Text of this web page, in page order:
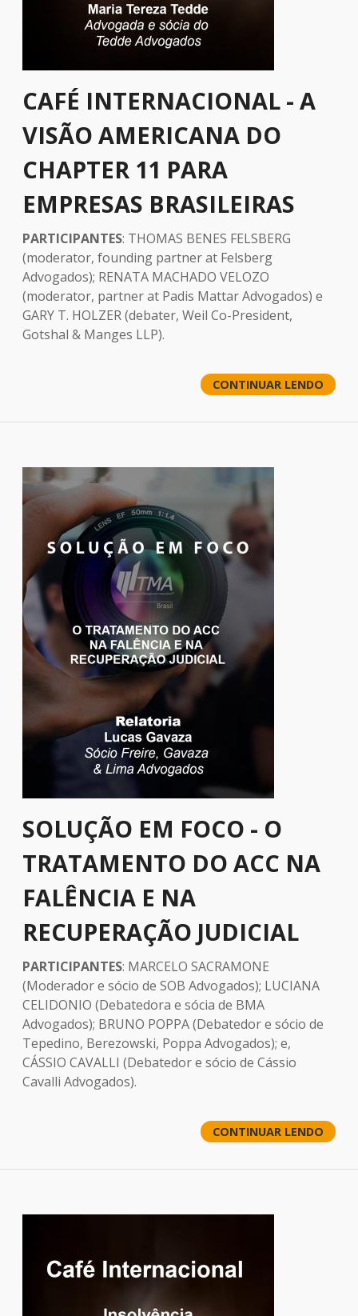
CAFÉ INTERNACIONAL - A
VISÃO AMERICANA DO
CHAPTER 11 PARA
EMPRESAS BRASILEIRAS
PARTICIPANTES: THOMAS BENES FELSBERG
(moderator, founding partner at Felsberg
Advogados); RENATA MACHADO VELOZO
(moderator, partner at Padis Mattar Advogados) e
GARY T. HOLZER (debater, Weil Co-President,
Gotshal & Manges LLP).
CONTINUAR LENDO
SOLUÇÃO EM FOCO - O
TRATAMENTO DO ACC NA
FALÊNCIA E NA
RECUPERAÇÃO JUDICIAL
PARTICIPANTES: MARCELO SACRAMONE
(Moderador e sócio de SOB Advogados); LUCIANA
CELIDONIO (Debatedora e sócia de BMA
Advogados); BRUNO POPPA (Debatedor e sócio de
Tepedino, Berezowski, Poppa Advogados); e,
CÁSSIO CAVALLI (Debatedor e sócio de Cássio
Cavalli Advogados).
CONTINUAR LENDO